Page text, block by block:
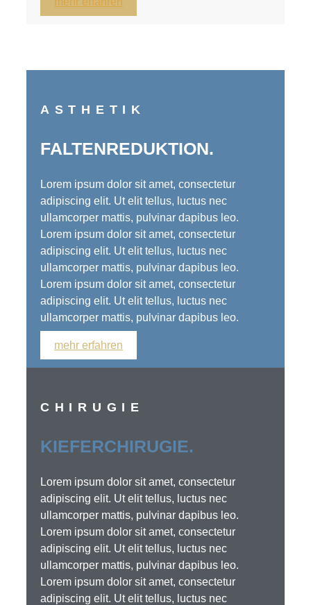
ASTHETIK
FALTENREDUKTION.
Lorem ipsum dolor sit amet, consectetur
adipiscing elit. Ut elit tellus, luctus nec
ullamcorper mattis, pulvinar dapibus leo.
Lorem ipsum dolor sit amet, consectetur
adipiscing elit. Ut elit tellus, luctus nec
ullamcorper mattis, pulvinar dapibus leo.
Lorem ipsum dolor sit amet, consectetur
adipiscing elit. Ut elit tellus, luctus nec
ullamcorper mattis, pulvinar dapibus leo.
mehr erfahren
CHIRUGIE
KIEFERCHIRUGIE.
Lorem ipsum dolor sit amet, consectetur
adipiscing elit. Ut elit tellus, luctus nec
ullamcorper mattis, pulvinar dapibus leo.
Lorem ipsum dolor sit amet, consectetur
adipiscing elit. Ut elit tellus, luctus nec
ullamcorper mattis, pulvinar dapibus leo.
Lorem ipsum dolor sit amet, consectetur
adipiscing elit. Ut elit tellus, luctus nec